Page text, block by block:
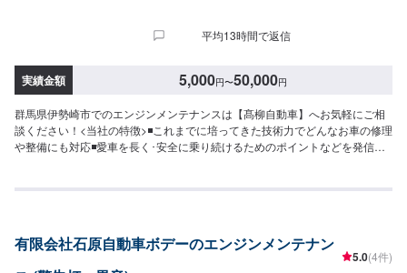
平均13時間で返信
実績金額 5,000円〜50,000円
群馬県伊勢崎市でのエンジンメンテナンスは【髙柳自動車】へお気軽にご相
談ください！<当社の特徴>◾これまでに培ってきた技術力でどんなお車の修理
や整備にも対応◾愛車を長く･安全に乗り続けるためのポイントなどを発信し
★お時間があまり取れない…などのご相談もお気軽にどうぞ！【1】オファー
車となります。(要相談)納期は前後する場合がございます。予めご了承くださ
い。-----代車について-----代車をご用意しています。お車の作業中は代車をご
有限会社石原自動車ボデーのエンジンメンテナン
5.0(4件)